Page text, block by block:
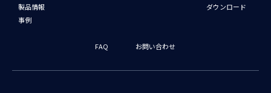
製品情報
事例
ダウンロード
FAQ お問い合わせ